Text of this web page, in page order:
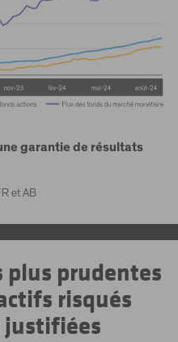
garantie de résultats
et AB
plus prudentes
risqués
justifiées